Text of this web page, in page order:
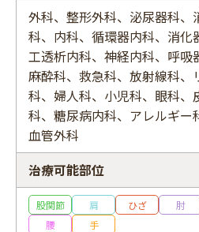
フリーワ
外科、整形外科、泌尿器科、
科、内科、循環器内科、消化
工透析内科、神経内科、呼吸
麻酔科、救急科、放射線科、
科、婦人科、小児科、眼科、
科、糖尿病内科、アレルギー
血管外科
治療可能部位
股関節 肩 ひざ 肘
腰
手